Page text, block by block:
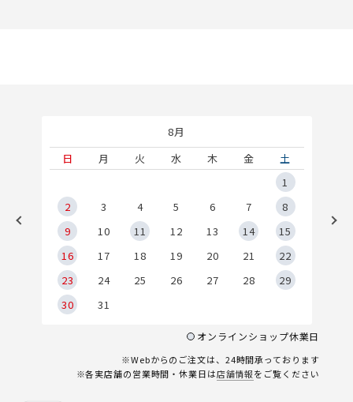
8月
日
月 火 水 木 金
土
1
2
3 4 5 6 7
8
9
10 11 12 13 14
15
16
17 18 19 20 21
22
23
24 25 26 27 28
29
30
31
オンラインショップ休業日
※Webからのご注文は、24時間承っております
※各実店舗の営業時間・休業日は店舗情報をご覧ください